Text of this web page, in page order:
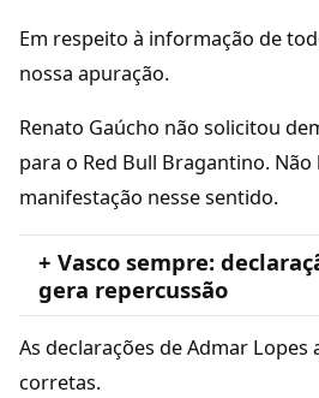
Em respeito à informação de
nossa apuração.
Renato Gaúcho não solicitou
para o Red Bull Bragantino.
manifestação nesse sentido.
+ Vasco sempre:
gera repercussão
As declarações de Admar Lopes
corretas.